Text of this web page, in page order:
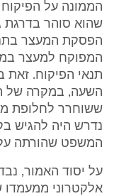
הממונה על
שהוא סוהר בדרגת
הפסקת המעצר
המפוקח למעצר
תנאי הפיקוח.
השעה, במקרה של
ששוחרר לחלופת
נדרש היה להגיש
המשפט שהורתה
על יסוד האמור,
אלקטרוני